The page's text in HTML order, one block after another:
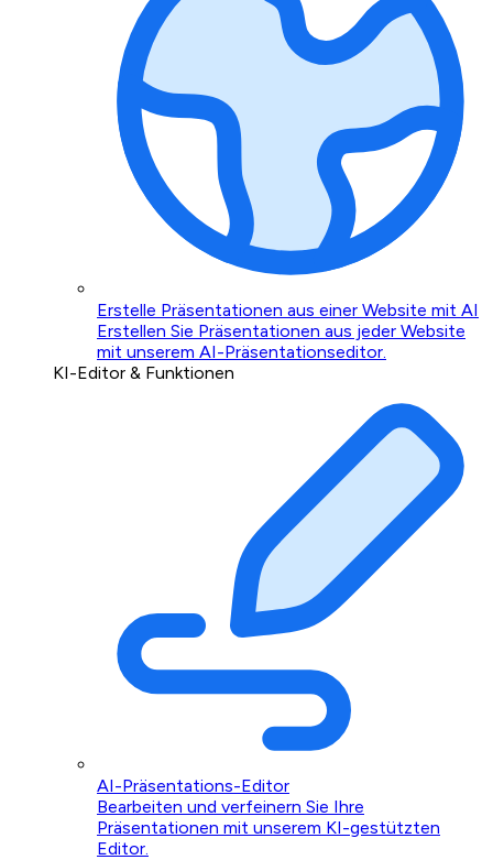
Erstelle Präsentationen aus einer Website mit AI
Erstellen Sie Präsentationen aus jeder Website
mit unserem AI-Präsentationseditor.
KI-Editor & Funktionen
AI-Präsentations-Editor
Bearbeiten und verfeinern Sie Ihre
Präsentationen mit unserem KI-gestützten
Editor.